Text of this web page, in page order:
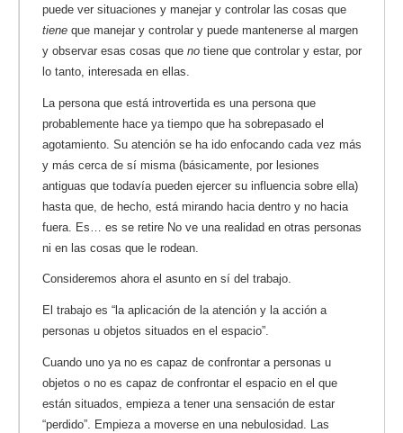
puede ver situaciones y manejar y controlar las cosas que
tiene que manejar y controlar y puede mantenerse al margen
y observar esas cosas que no tiene que controlar y estar, por
lo tanto, interesada en ellas.
La persona que está introvertida es una persona que
probablemente hace ya tiempo que ha sobrepasado el
agotamiento. Su atención se ha ido enfocando cada vez más
y más cerca de sí misma (básicamente, por lesiones
antiguas que todavía pueden ejercer su influencia sobre ella)
hasta que, de hecho, está mirando hacia dentro y no hacia
fuera. Es… es se retire No ve una realidad en otras personas
ni en las cosas que le rodean.
Consideremos ahora el asunto en sí del trabajo.
El trabajo es “la aplicación de la atención y la acción a
personas u objetos situados en el espacio”.
Cuando uno ya no es capaz de confrontar a personas u
objetos o no es capaz de confrontar el espacio en el que
están situados, empieza a tener una sensación de estar
“perdido”. Empieza a moverse en una nebulosidad. Las